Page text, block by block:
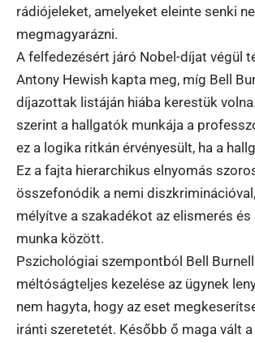
rádiójeleket, amelyeket eleinte senki
megmagyarázni.
A felfedezésért járó Nobel-díjat végül
Antony Hewish kapta meg, míg Bell
díjazottak listáján hiába kerestük
szerint a hallgatók munkája a
ez a logika ritkán érvényesült, ha a
Ez a fajta hierarchikus elnyomás
összefonódik a nemi
mélyítve a szakadékot az elismerés és
munka között.
Pszichológiai szempontból Bell Burnell
méltóságteljes kezelése az ügynek
nem hagyta, hogy az eset
iránti szeretetét. Később ő maga vált a